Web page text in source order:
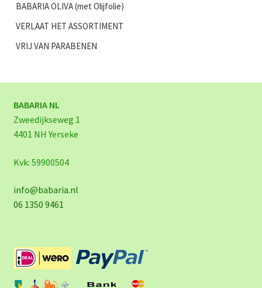
BABARIA OLIVA (met Olijfolie)
VERLAAT HET ASSORTIMENT
VRIJ VAN PARABENEN
BABARIA NL
Zweedijkseweg 1
4401 NH Yerseke
Kvk: 59900504
info@babaria.nl
06 1350 9461